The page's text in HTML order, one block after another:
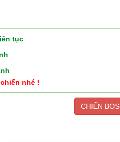
tục
nhé !
CHIẾN